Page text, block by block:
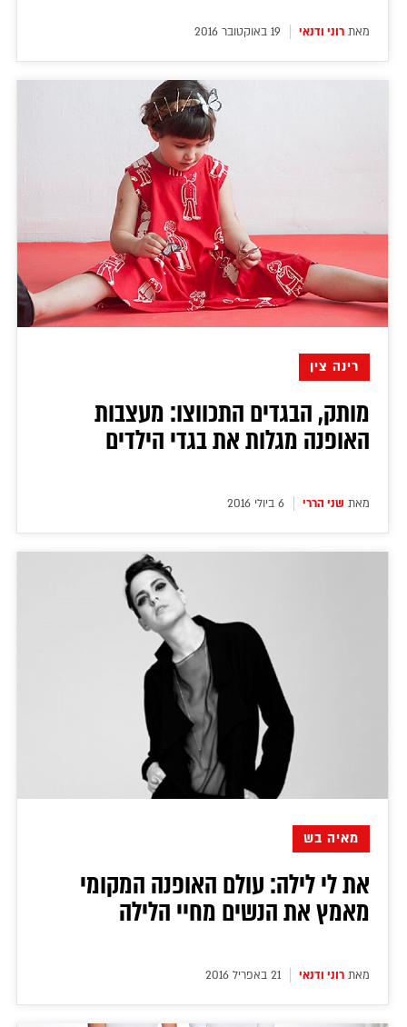
מאת רוני ודנאי 19 באוקטובר 2016
רינה צין
מותק, הבגדים התכווצו: מעצבות
האופנה מגלות את בגדי הילדים
מאת שני הררי 6 ביולי 2016
מאיה בש
את לי לילה: עולם האופנה המקומי
מאמץ את הנשים מחיי הלילה
מאת רוני ודנאי 21 באפריל 2016